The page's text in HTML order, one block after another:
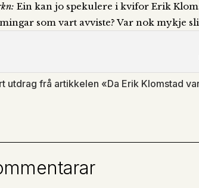
Ein kan jo spekulere i kvifor Erik
som vart avviste? Var nok mykje
utdrag frå artikkelen «Da Erik Klomstad